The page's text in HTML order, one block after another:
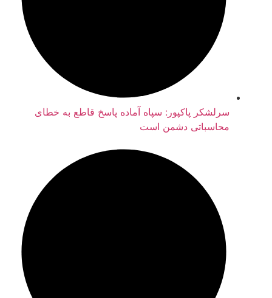
سرلشکر پاکپور: سپاه آماده پاسخ قاطع به خطای
محاسباتی دشمن است